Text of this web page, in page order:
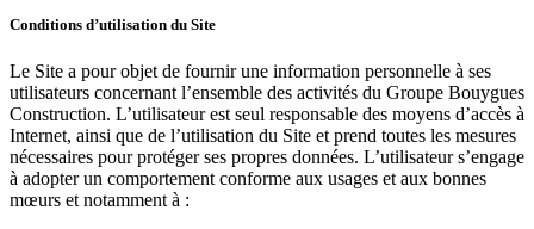
Conditions d’utilisation du Site
Le Site a pour objet de fournir une information personnelle à ses
utilisateurs concernant l’ensemble des activités du Groupe Bouygues
Construction. L’utilisateur est seul responsable des moyens d’accès à
Internet, ainsi que de l’utilisation du Site et prend toutes les mesures
nécessaires pour protéger ses propres données. L’utilisateur s’engage
à adopter un comportement conforme aux usages et aux bonnes
mœurs et notamment à :